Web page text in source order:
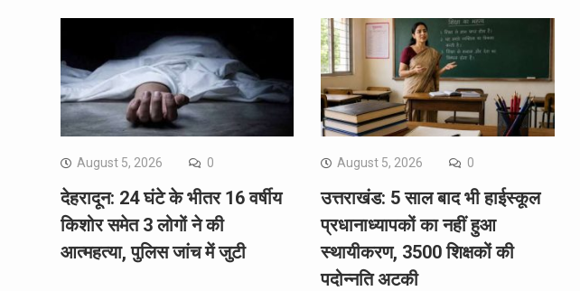
August 5, 2026 0
देहरादून: 24 घंटे के भीतर 16 वर्षीय
किशोर समेत 3 लोगों ने की
आत्महत्या, पुलिस जांच में जुटी
August 5, 2026 0
उत्तराखंड: 5 साल बाद भी हाईस्कूल
प्रधानाध्यापकों का नहीं हुआ
स्थायीकरण, 3500 शिक्षकों की
पदोन्नति अटकी